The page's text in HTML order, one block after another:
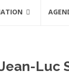
Luc